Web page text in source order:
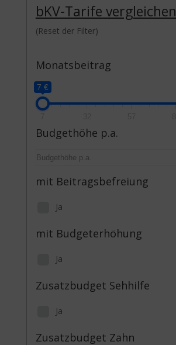
bKV-Tarife vergleichen
(Reset der Filter)
Monatsbeitrag
7 €
Budgethöhe p.a.
mit Beitragsbefreiung
Ja
mit Budgeterhöhung
Ja
Zusatzbudget Sehhilfe
Ja
Zusatzbudget Zahn